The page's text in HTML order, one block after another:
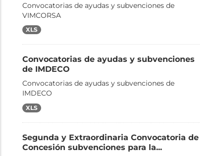
Convocatorias de ayudas y subvenciones de
VIMCORSA
XLS
Convocatorias de ayudas y subvenciones
de IMDECO
Convocatorias de ayudas y subvenciones de
IMDECO
XLS
Segunda y Extraordinaria Convocatoria de
Concesión subvenciones para la...